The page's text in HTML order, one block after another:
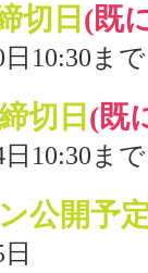
切日 (既
日10:30まで
切日 (既
日10:30まで
公開予